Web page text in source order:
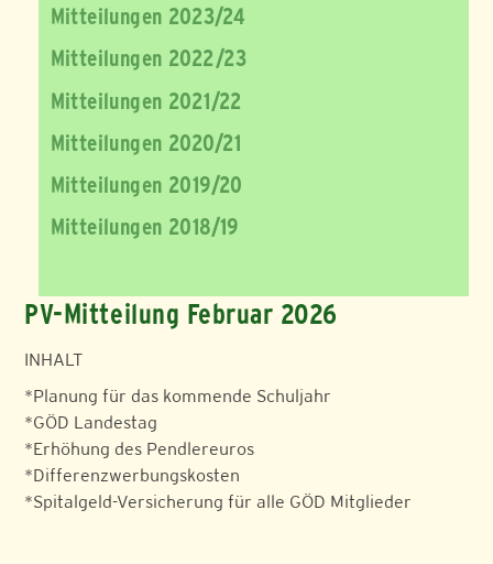
Mitteilungen 2023/24
Mitteilungen 2022/23
Mitteilungen 2021/22
Mitteilungen 2020/21
Mitteilungen 2019/20
Mitteilungen 2018/19
PV-Mitteilung Februar 2026
INHALT
*Planung für das kommende Schuljahr
*GÖD Landestag
*Erhöhung des Pendlereuros
*Differenzwerbungskosten
*Spitalgeld-Versicherung für alle GÖD Mitglieder